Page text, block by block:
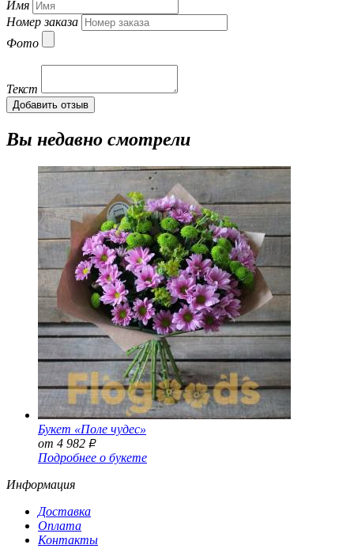
Имя
Номер заказа
Фото
Текст
Добавить отзыв
Вы недавно смотрели
Букет «Поле чудес»
от 4 982 Р
Подробнее о букете
Информация
Доставка
Оплата
Контакты